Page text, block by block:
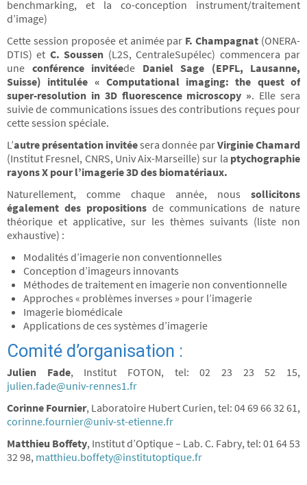
benchmarking, et la co-conception instrument/traitement
d’image)
Cette session proposée et animée par F. Champagnat (ONERA-
DTIS) et C. Soussen (L2S, CentraleSupélec) commencera par
une conférence invitéede Daniel Sage (EPFL, Lausanne,
Suisse) intitulée « Computational imaging: the quest of
super-resolution in 3D fluorescence microscopy ». Elle sera
suivie de communications issues des contributions reçues pour
cette session spéciale.
L’autre présentation invitéesera donnée parVirginie Chamard
(Institut Fresnel, CNRS, Univ Aix-Marseille) sur la ptychographie
rayons X pour l’imagerie 3D des biomatériaux.
Naturellement, comme chaque année, nous sollicitons
également des propositions de communications de nature
théorique et applicative, sur les thèmes suivants (liste non
exhaustive) :
Modalités d’imagerie non conventionnelles
Conception d’imageurs innovants
Méthodes de traitement en imagerie non conventionnelle
Approches « problèmes inverses » pour l’imagerie
Imagerie biomédicale
Applications de ces systèmes d’imagerie
Comité d’organisation :
Julien Fade, Institut FOTON, tel: 02 23 23 52 15,
julien.fade@univ-rennes1.fr
Corinne Fournier, Laboratoire Hubert Curien, tel: 04 69 66 32 61,
corinne.fournier@univ-st-etienne.fr
Matthieu Boffety, Institut d’Optique – Lab. C. Fabry, tel: 01 64 53
32 98, matthieu.boffety@institutoptique.fr